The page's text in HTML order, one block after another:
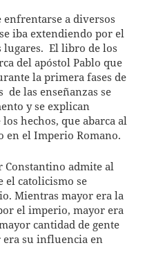
a diversos
iba extendiendo por el
El libro de los
del apóstol Pablo que
la primera fases de
de las enseñanzas se
y se explican
hechos, que abarca al
en el Imperio Romano.
Constantino admite al
el catolicismo se
Mientras mayor era la
el imperio, mayor era
cantidad de gente
era su influencia en